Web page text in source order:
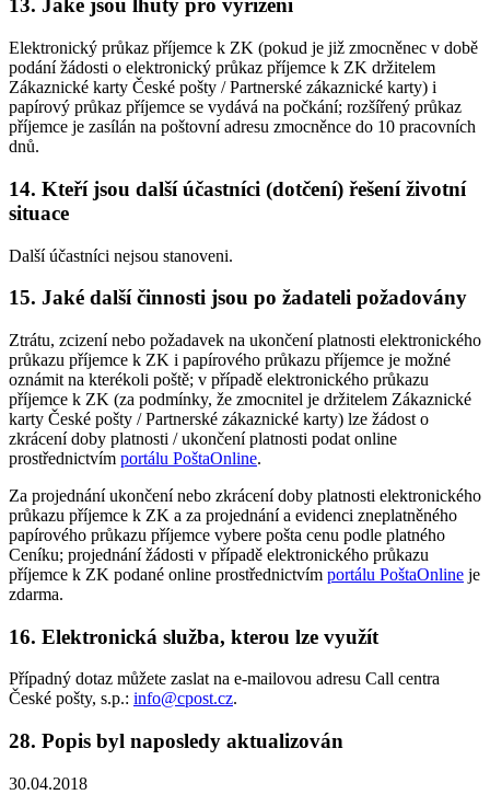
13. Jaké jsou lhůty pro vyřízení
Elektronický průkaz příjemce k ZK (pokud je již zmocněnec v době
podání žádosti o elektronický průkaz příjemce k ZK držitelem
Zákaznické karty České pošty / Partnerské zákaznické karty) i
papírový průkaz příjemce se vydává na počkání; rozšířený průkaz
příjemce je zasílán na poštovní adresu zmocněnce do 10 pracovních
dnů.
14. Kteří jsou další účastníci (dotčení) řešení životní
situace
Další účastníci nejsou stanoveni.
15. Jaké další činnosti jsou po žadateli požadovány
Ztrátu, zcizení nebo požadavek na ukončení platnosti elektronického
průkazu příjemce k ZK i papírového průkazu příjemce je možné
oznámit na kterékoli poště; v případě elektronického průkazu
příjemce k ZK (za podmínky, že zmocnitel je držitelem Zákaznické
karty České pošty / Partnerské zákaznické karty) lze žádost o
zkrácení doby platnosti / ukončení platnosti podat online
prostřednictvím portálu PoštaOnline.
Za projednání ukončení nebo zkrácení doby platnosti elektronického
průkazu příjemce k ZK a za projednání a evidenci zneplatněného
papírového průkazu příjemce vybere pošta cenu podle platného
Ceníku; projednání žádosti v případě elektronického průkazu
příjemce k ZK podané online prostřednictvím portálu PoštaOnline je
zdarma.
16. Elektronická služba, kterou lze využít
Případný dotaz můžete zaslat na e-mailovou adresu Call centra
České pošty, s.p.: info@cpost.cz.
28. Popis byl naposledy aktualizován
30.04.2018